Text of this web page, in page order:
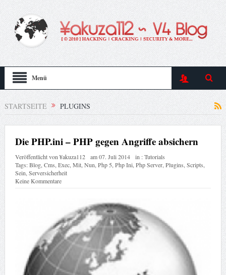
Menü
STARTSEITE PLUGINS
Die PHP.ini – PHP gegen Angriffe absichern
Veröffentlicht von¥akuza112 am07. Juli 2014 in :Tutorials
Tags:Blog, Cms Exec, Mit, Nun Php 5 Php Ini Php Server, Plugins Scripts
Sein Serversicherheit
Keine Kommentare